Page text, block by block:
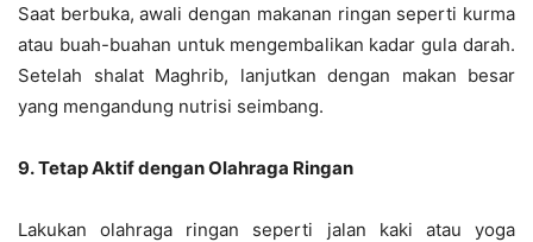
Saat berbuka, awali dengan makanan ringan seperti kurma
atau buah-buahan untuk mengembalikan kadar gula darah.
Setelah shalat Maghrib, lanjutkan dengan makan besar
yang mengandung nutrisi seimbang.
9. Tetap Aktif dengan Olahraga Ringan
Lakukan olahraga ringan seperti jalan kaki atau yoga